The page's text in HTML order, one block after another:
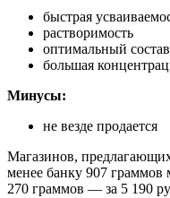
быстрая
растворимость
оптимальный
большая
Минусы:
не везде продается
Магазинов,
менее банку 907 граммов
270 граммов — за 5 190